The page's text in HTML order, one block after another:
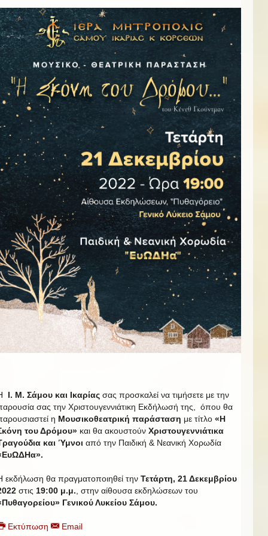
Ι. Μ. Σάμου και Ικαρίας σας προσκαλεί να τιμήσετε με την
σας την Χριστουγεννιάτικη Εκδήλωσή της, όπου θα
η Μουσικοθεατρική παράσταση με τίτλο «Η
του Δρόμου» και θα ακουστούν Χριστουγεννιάτικα
και Ύμνοι από την Παιδική & Νεανική Χορωδία
εκδήλωση θα πραγματοποιηθεί την Τετάρτη, 21 Δεκεμβρίου
στις 19:00 μ.μ., στην αίθουσα εκδηλώσεων του
Γενικού Λυκείου Σάμου.
Εκτύπωση Email